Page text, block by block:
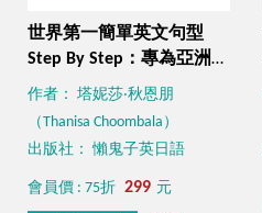
世界第一簡單英文句型
Step By Step：專為亞洲人
編寫的英文句型（附1CD
VRP虛擬點讀筆）
作者： 塔妮莎‧秋恩朋
（Thanisa Choombala）
出版社： 懶鬼子英日語
會員價 : 75折 299 元